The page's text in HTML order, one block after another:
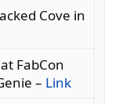
Cove in
FabCon
– Link